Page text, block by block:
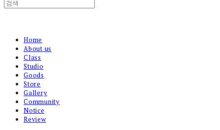
Home
About us
Class
Studio
Goods
Store
Gallery
Community
Notice
Review